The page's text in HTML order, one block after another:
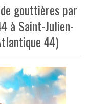
gouttières par
à Saint-Julien-
44)